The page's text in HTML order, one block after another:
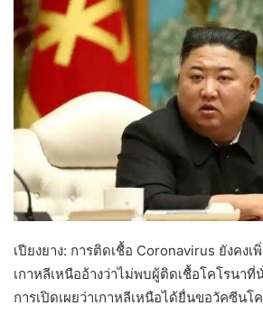
เปียงยาง: การติดเชื้อ Coronavirus ยังคง
เกาหลีเหนืออ้างว่าไม่พบผู้ติดเชื้อโคโรนา
การเปิดเผยว่าเกาหลีเหนือได้ยื่นขอวัคซีนโ